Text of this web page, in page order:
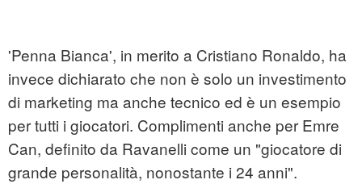
'Penna Bianca', in merito a Cristiano Ronaldo, ha
invece dichiarato che non è solo un investimento
di marketing ma anche tecnico ed è un esempio
per tutti i giocatori. Complimenti anche per Emre
Can, definito da Ravanelli come un "giocatore di
grande personalità, nonostante i 24 anni".